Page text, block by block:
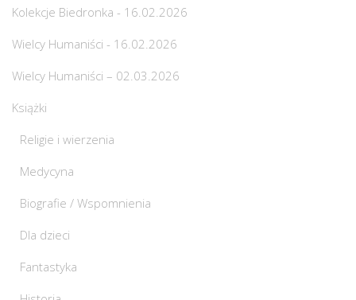
Kolekcje Biedronka - 16.02.2026
Wielcy Humaniści - 16.02.2026
Wielcy Humaniści – 02.03.2026
Książki
Religie i wierzenia
Medycyna
Biografie / Wspomnienia
Dla dzieci
Fantastyka